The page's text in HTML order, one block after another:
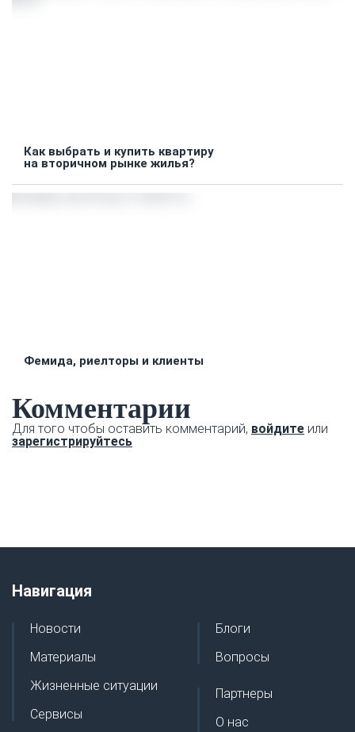
Как выбрать и купить квартиру
на вторичном рынке жилья?
Фемида, риелторы и клиенты
Комментарии
Для того чтобы оставить комментарий, войдите или
зарегистрируйтесь
Навигация
Новости
Материалы
Жизненные ситуации
Сервисы
Блоги
Вопросы
Партнеры
О нас